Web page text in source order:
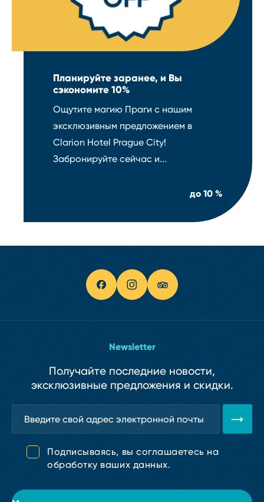
Планируйте заранее, и Вы
сэкономите 10%
Ощутите магию Праги с нашим
эксклюзивным предложением в
Clarion Hotel Prague City!
Забронируйте сейчас и...
до 10 %
Newsletter
Получайте последние новости,
эксклюзивные предложения и скидки.
Подписываясь, вы соглашаетесь на
обработку ваших данных.